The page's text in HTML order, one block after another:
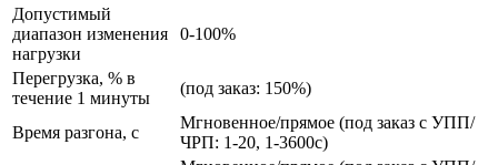
Допустимый
диапазон изменения
нагрузки
0-100%
Перегрузка, % в
течение 1 минуты
(под заказ: 150%)
Время разгона, с
Мгновенное/прямое (под заказ с УПП/
ЧРП: 1-20, 1-3600с)